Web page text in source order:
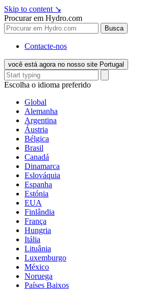
Skip to content ↘
Procurar em Hydro.com
Busca
Contacte-nos
você está agora no nosso site Portugal
Escolha o idioma preferido
Global
Alemanha
Argentina
Áustria
Bélgica
Brasil
Canadá
Dinamarca
Eslováquia
Espanha
Estónia
EUA
Finlândia
França
Hungria
Itália
Lituânia
Luxemburgo
México
Noruega
Países Baixos